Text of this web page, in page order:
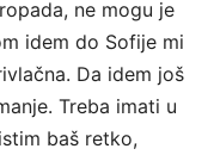
ne mogu je
idem do Sofije mi
Da idem još
Treba imati u
baš retko,